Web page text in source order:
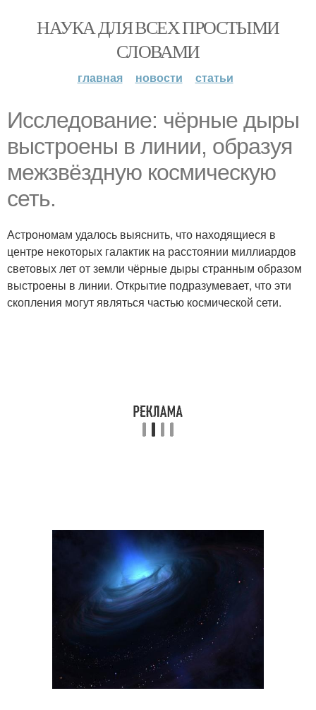
НАУКА ДЛЯ ВСЕХ ПРОСТЫМИ
СЛОВАМИ
главная новости статьи
Исследование: чёрные дыры
выстроены в линии, образуя
межзвёздную космическую
сеть.
Астрономам удалось выяснить, что находящиеся в
центре некоторых галактик на расстоянии миллиардов
световых лет от земли чёрные дыры странным образом
выстроены в линии. Открытие подразумевает, что эти
скопления могут являться частью космической сети.